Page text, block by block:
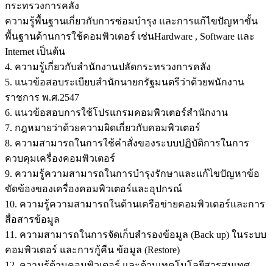
กระทรวงการคลัง
ความรู้พื้นฐานเกี่ยวกับการซ่อมบำรุง และการแก้ไขปัญหาขั้น
พื้นฐานด้านการใช้คอมพิวเตอร์ เช่นHardware , Software และ
Internet เป็นต้น
4. ความรู้เกี่ยวกับสำนักงานปลัดกระทรวงการคลัง
5. แนวข้อสอบระเบียบสำนักนายกรัฐมนตรีว่าด้วยพนักงาน
ราชการ พ.ศ.2547
6. แนวข้อสอบการใช้โปรแกรมคอมพิวเตอร์สำนักงาน
7. กฎหมายว่าด้วยความผิดเกี่ยวกับคอมพิวเตอร์
8. ความสามารถในการใช้คำสั่งของระบบปฏิบัติการในการ
ควบคุมเครื่องคอมพิวเตอร์
9. ความรู้ความสามารถในการบำรุงรักษาและแก้ไขปัญหาข้อ
ขัดข้องของเครื่องคอมพิวเตอร์และอุปกรณ์
10. ความรู้ความสามารถในด้านเครือข่ายคอมพิวเตอร์และการ
สื่อสารข้อมูล
11. ความสามารถในการจัดเก็บสำรองข้อมูล (Back up) ในระบบ
คอมพิวเตอร์ และการกู้คืน ข้อมูล (Restore)